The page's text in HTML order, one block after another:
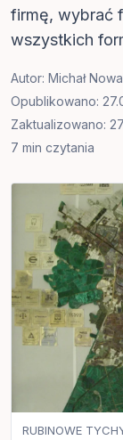
firmę, wybrać
wszystkich
Autor: Michał
Opublikowano:
Zaktualizowano:
7 min czytania
RUBINOWE